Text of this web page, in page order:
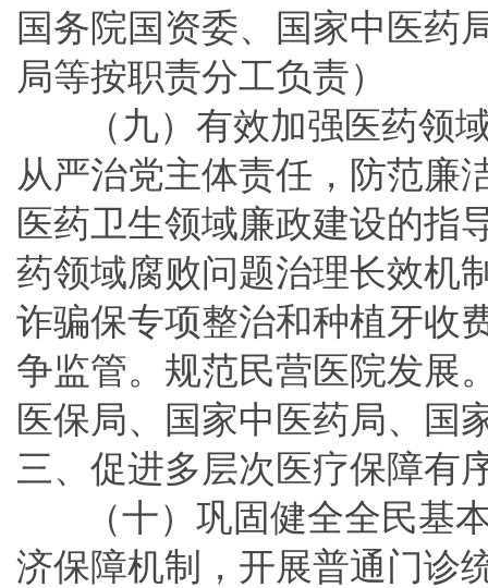
国务院国资委、国家中医药
局等按职责分工负责）
（九）有效加强医药领
从严治党主体责任，防范廉
医药卫生领域廉政建设的指
药领域腐败问题治理长效机
诈骗保专项整治和种植牙收
争监管。规范民营医院发展
医保局、国家中医药局、国
三、促进多层次医疗保障有
（十）巩固健全全民基
济保障机制，开展普通门诊